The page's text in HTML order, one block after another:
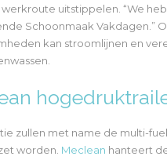
uitstippelen. “We
Schoonmaak Vakdagen.”
kan stroomlijnen en
zullen met name de multi-
worden. Meclean hanteert